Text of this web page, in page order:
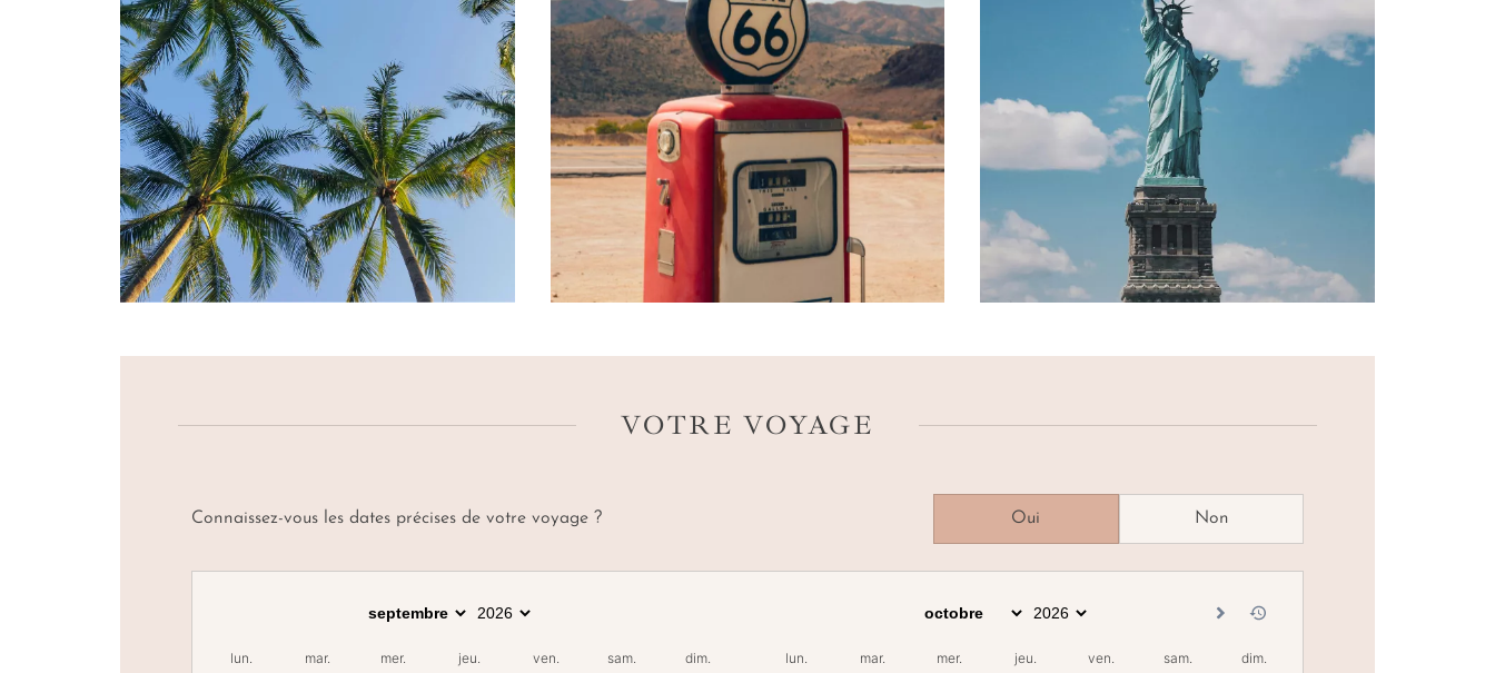
VOTRE VOYAGE
Connaissez-vous les dates précises de votre voyage ? Oui Non